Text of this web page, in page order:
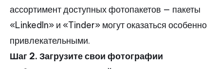
ассортимент доступных фотопакетов — пакеты
«LinkedIn» и «Tinder» могут оказаться особенно
привлекательными.
Шаг 2. Загрузите свои фотографии